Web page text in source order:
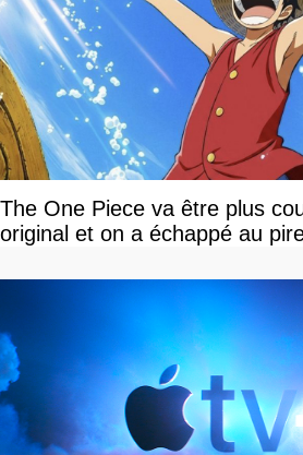
The One Piece va être plus
original et on a échappé au